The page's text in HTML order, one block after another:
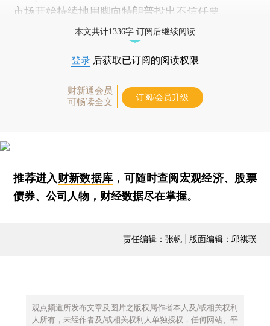
市场开始持续地用脚向特朗普投出不信任票。
本文共计1336字 订阅后继续阅读
登录 后获取已订阅的阅读权限
财新通会员
可畅读全文
订阅/会员升级
推荐进入财新数据库 ，可随时查阅宏观经济、股票
债券、公司人物，财经数据尽在掌握。
责任编辑：张帆 | 版面编辑：邱祺璞
观点频道所发布文章及图片之版权属作者本人及/或相关权利
人所有，未经作者及/或相关权利人单独授权，任何网站、平